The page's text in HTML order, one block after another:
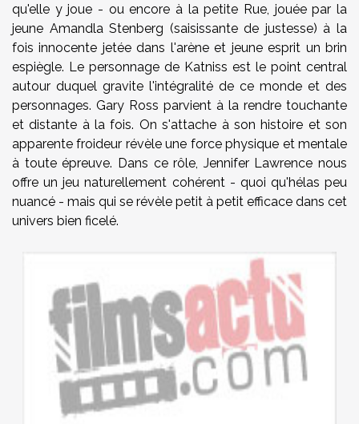
qu'elle y joue - ou encore à la petite Rue, jouée par la
jeune Amandla Stenberg (saisissante de justesse) à la
fois innocente jetée dans l'arène et jeune esprit un brin
espiègle. Le personnage de Katniss est le point central
autour duquel gravite l'intégralité de ce monde et des
personnages. Gary Ross parvient à la rendre touchante
et distante à la fois. On s'attache à son histoire et son
apparente froideur révèle une force physique et mentale
à toute épreuve. Dans ce rôle, Jennifer Lawrence nous
offre un jeu naturellement cohérent - quoi qu'hélas peu
nuancé - mais qui se révèle petit à petit efficace dans cet
univers bien ficelé.